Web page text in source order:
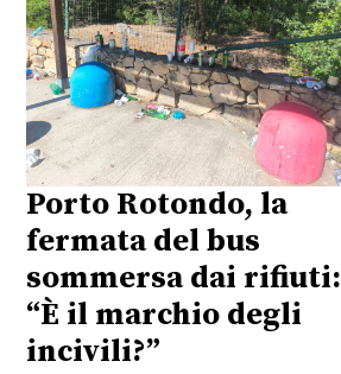
Porto Rotondo, la
fermata del bus
sommersa dai rifiuti:
“È il marchio degli
incivili?”